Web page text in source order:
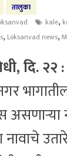
तालुका
kale,
, Loksanvad news,
दि. २२ :
असणाऱ्या
नावाचे